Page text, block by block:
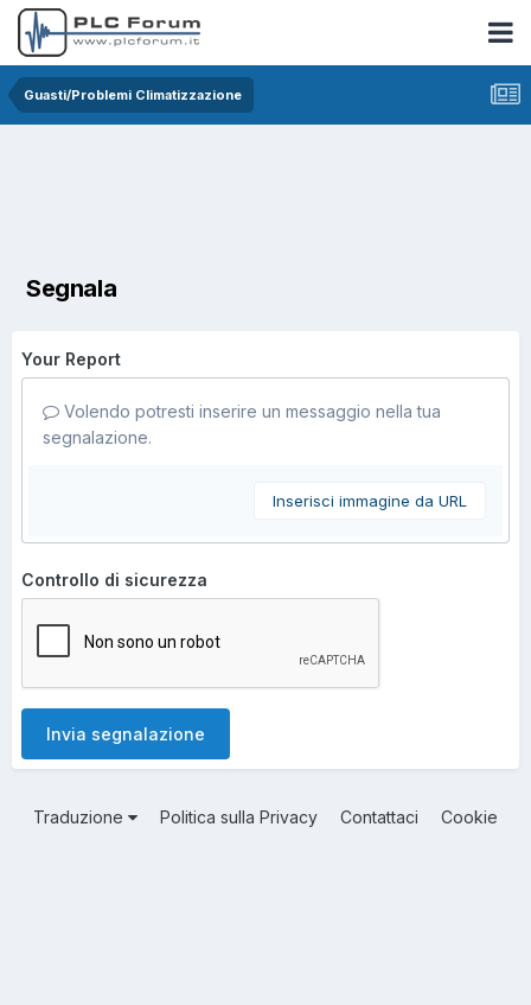
Guasti/Problemi Climatizzazione
Segnala
Your Report
Volendo potresti inserire un messaggio nella tua
segnalazione.
Inserisci immagine da URL
Controllo di sicurezza
Invia segnalazione
Traduzione Politica sulla Privacy Contattaci Cookie